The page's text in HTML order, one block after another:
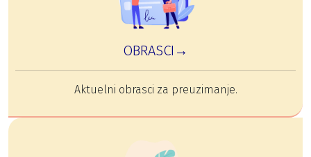
OBRASCI→
Aktuelni obrasci za preuzimanje.